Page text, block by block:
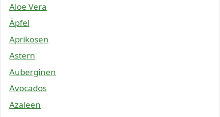
Aloe Vera
Äpfel
Aprikosen
Astern
Auberginen
Avocados
Azaleen